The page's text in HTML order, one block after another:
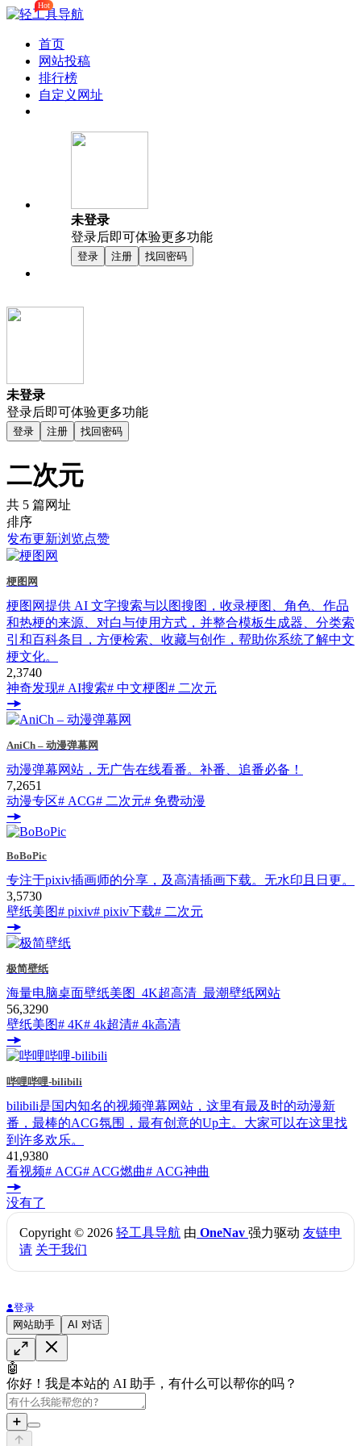
首页
网站投稿
排行榜
Hot
自定义网址
未登录
登录后即可体验更多功能
登录 注册 找回密码
未登录
登录后即可体验更多功能
登录 注册 找回密码
二次元
共 5 篇网址
排序
发布更新浏览点赞
梗图网
梗图网提供 AI 文字搜索与以图搜图，收录梗图、角色、作品
和热梗的来源、对白与使用方式，并整合模板生成器、分类索
引和百科条目，方便检索、收藏与创作，帮助你系统了解中文
梗文化。
2,3740
神奇发现# AI搜索# 中文梗图# 二次元
AniCh – 动漫弹幕网
动漫弹幕网站，无广告在线看番。补番、追番必备！
7,2651
动漫专区# ACG# 二次元# 免费动漫
BoBoPic
专注于pixiv插画师的分享，及高清插画下载。无水印且日更。
3,5730
壁纸美图# pixiv# pixiv下载# 二次元
极简壁纸
海量电脑桌面壁纸美图_4K超高清_最潮壁纸网站
56,3290
壁纸美图# 4K# 4k超清# 4k高清
哔哩哔哩-bilibili
bilibili是国内知名的视频弹幕网站，这里有最及时的动漫新
番，最棒的ACG氛围，最有创意的Up主。大家可以在这里找
到许多欢乐。
41,9380
看视频# ACG# ACG燃曲# ACG神曲
没有了
Copyright © 2026 轻工具导航 由 OneNav 强力驱动 友链申
请 关于我们
登录
网站助手
AI 对话
🤖
你好！我是本站的 AI 助手，有什么可以帮你的吗？
➕